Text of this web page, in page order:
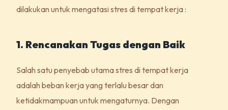
dilakukan untuk mengatasi stres di tempat kerja :
1. Rencanakan Tugas dengan Baik
Salah satu penyebab utama stres di tempat kerja
adalah beban kerja yang terlalu besar dan
ketidakmampuan untuk mengaturnya. Dengan